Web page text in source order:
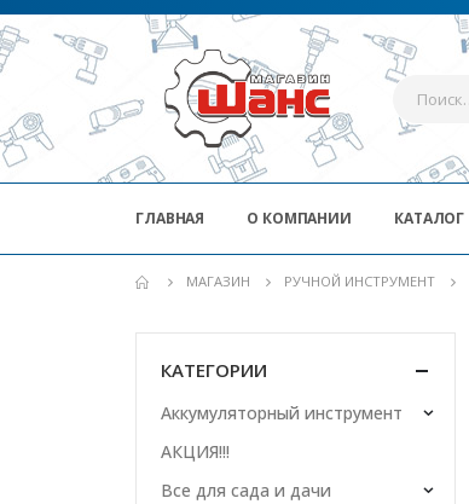
ГЛАВНАЯ О КОМПАНИИ КАТАЛОГ
МАГАЗИН РУЧНОЙ ИНСТРУМЕНТ
КАТЕГОРИИ
Аккумуляторный инструмент
АКЦИЯ!!!
Все для сада и дачи